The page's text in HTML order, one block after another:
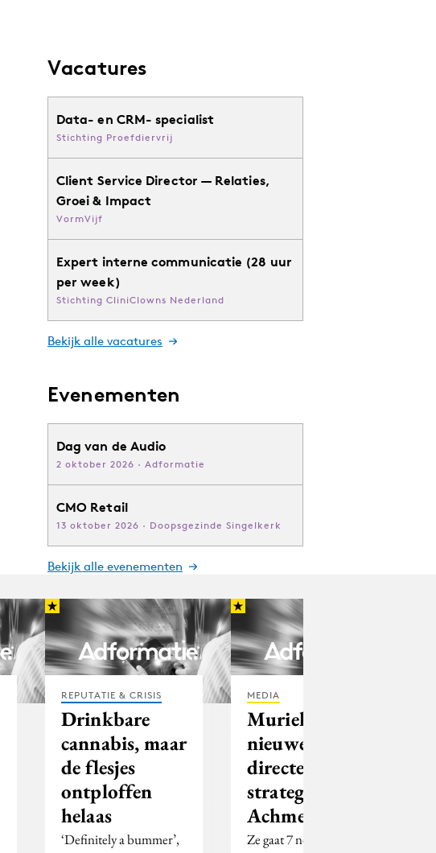
Vacatures
Data- en CRM- specialist
Stichting Proefdiervrij
Client Service Director — Relaties,
Groei & Impact
VormVijf
Expert interne communicatie (28 uur
per week)
Stichting CliniClowns Nederland
Bekijk alle vacatures
Evenementen
Dag van de Audio
2 oktober 2026 · Adformatie
CMO Retail
13 oktober 2026 · Doopsgezinde Singelkerk
Bekijk alle evenementen
REPUTATIE & CRISIS
Drinkbare
cannabis, maar
de flesjes
ontploffen
helaas
‘Definitely a bummer’,
MEDIA
Muriel Arts
nieuwe
directeur
strategie bij
Achmea
Ze gaat 7 november aan